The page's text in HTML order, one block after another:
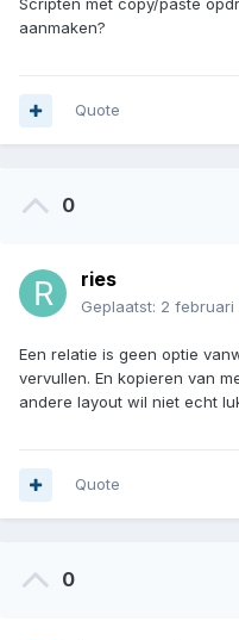
Scripten met copy/paste
aanmaken?
Quote
0
ries
Geplaatst: 2 februari
Een relatie is geen optie
vervullen. En kopieren van
andere layout wil niet echt
Quote
0